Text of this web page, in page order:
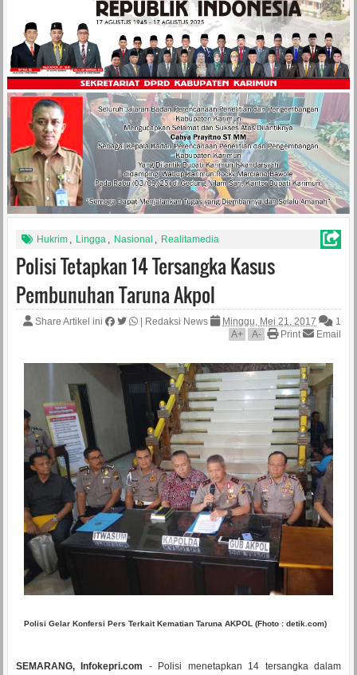
Hukrim , Lingga , Nasional , Realitamedia
Polisi Tetapkan 14 Tersangka Kasus
Pembunuhan Taruna Akpol
Share Artikel ini Redaksi News Minggu, Mei 21, 2017
1
A+ A- Print Email
Polisi Gelar Konfersi Pers Terkait Kematian Taruna AKPOL (Fhoto : detik.com)
SEMARANG, Infokepri.com - Polisi menetapkan 14 tersangka dalam